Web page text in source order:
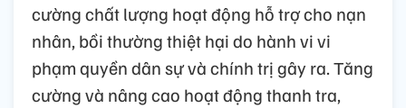
cường chất lượng hoạt động hỗ trợ cho nạn
nhân, bồi thường thiệt hại do hành vi vi
phạm quyền dân sự và chính trị gây ra. Tăng
cường và nâng cao hoạt động thanh tra,